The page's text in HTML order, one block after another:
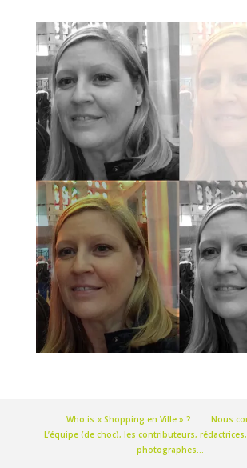
Who is « Shopping en Ville » ?
Nous
L’équipe (de choc), les contributeurs,
photographes…